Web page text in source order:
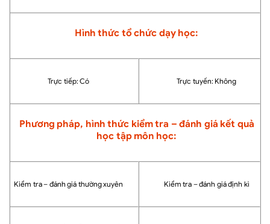
Hình thức tổ chức dạy học:
Trực tiếp: Có Trực tuyến: Không
Phương pháp, hình thức kiểm tra – đánh giá kết quả
học tập môn học:
Kiểm tra – đánh giá thường xuyên Kiểm tra – đánh giá định kì